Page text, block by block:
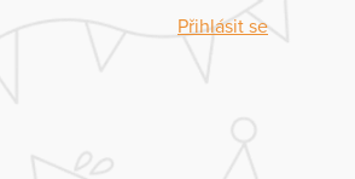
Přihlásit se